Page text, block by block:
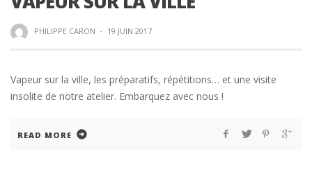
PHILIPPE CARON · 19 JUIN 2017
Vapeur sur la ville, les préparatifs, répétitions… et une visite
insolite de notre atelier. Embarquez avec nous !
READ MORE